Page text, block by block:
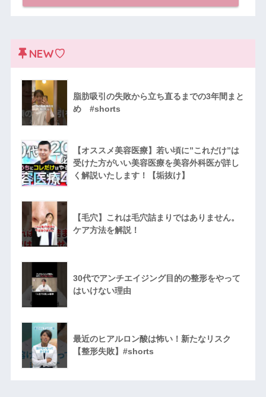
NEW♡
脂肪吸引の失敗から立ち直るまでの3年間まと
め #shorts
【オススメ美容医療】若い頃に”これだけ”は
受けた方がいい美容医療を美容外科医が詳し
く解説いたします！【垢抜け】
【毛穴】これは毛穴詰まりではありません。
ケア方法を解説！
30代でアンチエイジング目的の整形をやって
はいけない理由
最近のヒアルロン酸は怖い！新たなリスク
【整形失敗】#shorts